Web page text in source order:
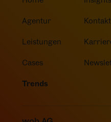
Agentur
Leistungen
Cases
Trends
Kontakt